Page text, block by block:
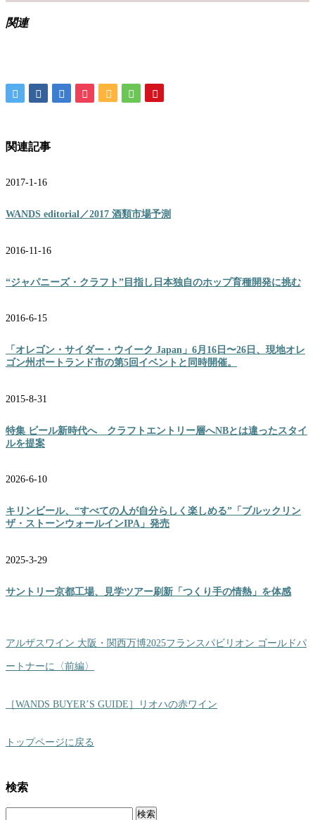
関連
関連記事
2017-1-16
WANDS editorial／2017 酒類市場予測
2016-11-16
“ジャパニーズ・クラフト”目指し日本独自のホップ育種開発に挑む
2016-6-15
「オレゴン・サイダー・ウイーク Japan」6月16日〜26日、現地オレ
ゴン州ポートランド市の第5回イベントと同時開催。
2015-8-31
特集 ビール新時代へ クラフトエントリー層へNBとは違ったスタイ
ルを提案
2026-6-10
キリンビール、“すべての人が自分らしく楽しめる”「ブルックリン
ザ・ストーンウォールインIPA」発売
2025-3-29
サントリー京都工場、見学ツアー刷新「つくり手の情熱」を体感
アルザスワイン 大阪・関西万博2025フランスパビリオン ゴールドパ
ートナーに〈前編〉
［WANDS BUYER’S GUIDE］リオハの赤ワイン
トップページに戻る
検索